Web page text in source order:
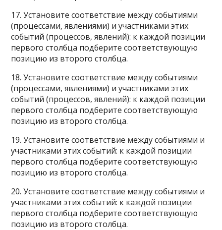
17. Установите соответствие между событиями
(процессами, явлениями) и участниками этих
событий (процессов, явлений): к каждой позиции
первого столбца подберите соответствующую
позицию из второго столбца.
18. Установите соответствие между событиями
(процессами, явлениями) и участниками этих
событий (процессов, явлений): к каждой позиции
первого столбца подберите соответствующую
позицию из второго столбца.
19. Установите соответствие между событиями и
участниками этих событий: к каждой позиции
первого столбца подберите соответствующую
позицию из второго столбца.
20. Установите соответствие между событиями и
участниками этих событий: к каждой позиции
первого столбца подберите соответствующую
позицию из второго столбца.